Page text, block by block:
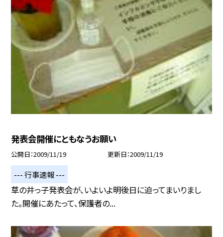
発表会開催にともなうお願い
公開日 2009/11/19 更新日 2009/11/19
--- 行事速報 ---
草の井っ子発表会が、いよいよ明後日に迫ってまいりまし
た。開催にあたって、保護者の...